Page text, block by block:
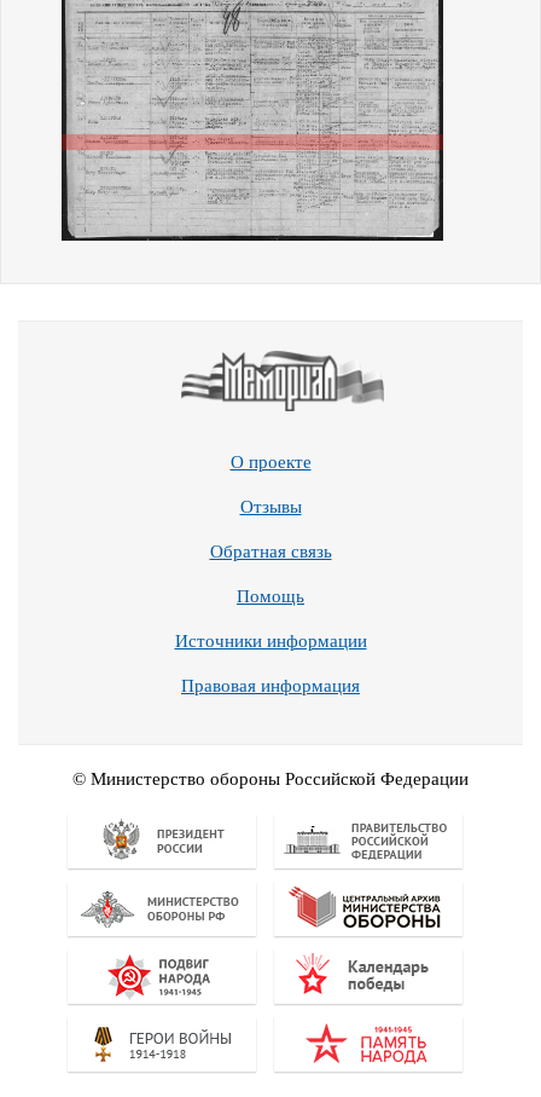
О проекте
Отзывы
Обратная связь
Помощь
Источники информации
Правовая информация
© Министерство обороны Российской Федерации